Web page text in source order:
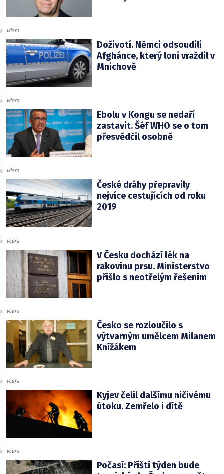
včera
Doživotí. Němci odsoudili
Afghánce, který loni vraždil v
Mnichově
včera
Ebolu v Kongu se nedaří
zastavit. Šéf WHO se o tom
přesvědčil osobně
včera
České dráhy přepravily
nejvíce cestujících od roku
2019
včera
V Česku dochází lék na
rakovinu prsu. Ministerstvo
přišlo s neotřelým řešením
včera
Česko se rozloučilo s
výtvarným umělcem Milanem
Knížákem
včera
Kyjev čelil dalšímu ničivému
útoku. Zemřelo i dítě
včera
Počasí: Příští týden bude